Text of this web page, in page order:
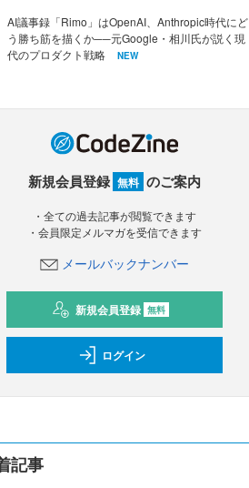
AI議事録「Rimo」はOpenAI、Anthropic時代にど
う勝ち筋を描くか──元Google・相川氏が説く現
代のプロダクト戦略
NEW
新規会員登録 無料 のご案内
・全ての過去記事が閲覧できます
・会員限定メルマガを受信できます
メールバックナンバー
新規会員登録 無料
ログイン
記事